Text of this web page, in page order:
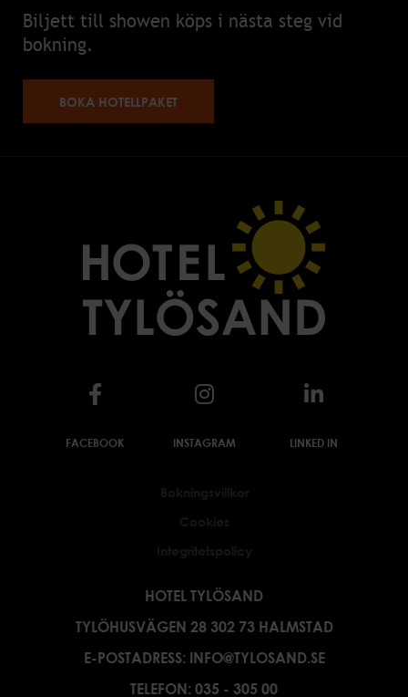
Biljett till showen köps i nästa steg vid
bokning.
BOKA HOTELLPAKET
FACEBOOK INSTAGRAM LINKED IN
HOTEL TYLÖSAND
TYLÖHUSVÄGEN 28 302 73 HALMSTAD
E-POSTADRESS: INFO@TYLOSAND.SE
TELEFON: 035 - 305 00